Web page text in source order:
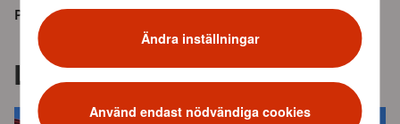
Ändra inställningar
Använd endast nödvändiga cookies
Publicerad: 2022-02-03
Liknande nyheter